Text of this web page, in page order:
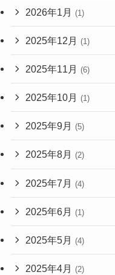
2026年1月 (1)
2025年12月 (1)
2025年11月 (6)
2025年10月 (1)
2025年9月 (5)
2025年8月 (2)
2025年7月 (4)
2025年6月 (1)
2025年5月 (4)
2025年4月 (2)